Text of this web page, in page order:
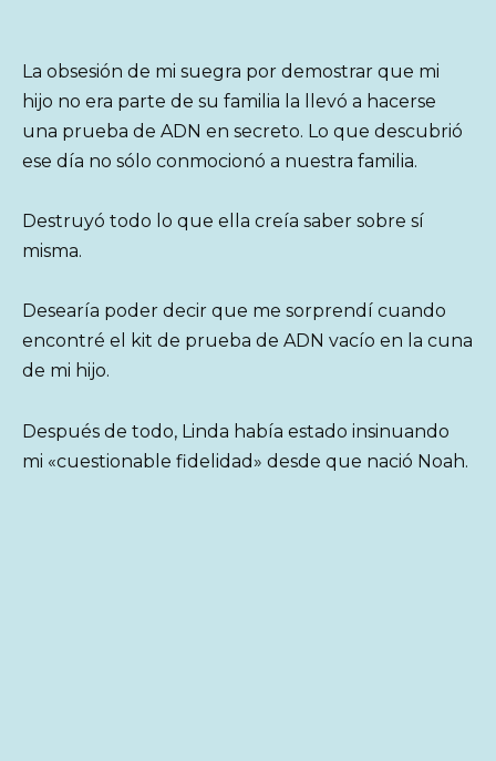
La obsesión de mi suegra por demostrar que mi
hijo no era parte de su familia la llevó a hacerse
una prueba de ADN en secreto. Lo que descubrió
ese día no sólo conmocionó a nuestra familia.
Destruyó todo lo que ella creía saber sobre sí
misma.
Desearía poder decir que me sorprendí cuando
encontré el kit de prueba de ADN vacío en la cuna
de mi hijo.
Después de todo, Linda había estado insinuando
mi «cuestionable fidelidad» desde que nació Noah.